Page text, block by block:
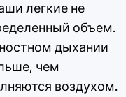
легкие не
объем.
дыхании
чем
воздухом.